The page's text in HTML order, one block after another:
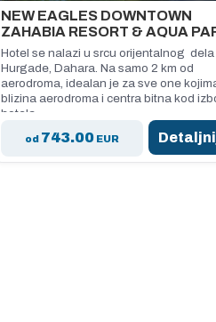
NEW EAGLES DOWNTOWN
ZAHABIA RESORT & AQUA
Hotel se nalazi u srcu orijentalnog dela
Hurgade, Dahara. Na samo 2 km od
aerodroma, idealan je za sve one
blizina aerodroma i centra bitna kod
hotela.
od 743.00 EUR